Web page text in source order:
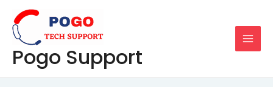
content
Pogo Support